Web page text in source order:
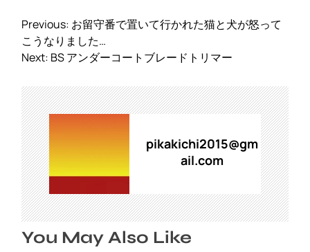
投
稿
ナ
ゲ
ー
シ
ョ
ン
Previous: お留守番で置いて行かれた猫と犬が怒って
こうなりました…
Next: BS アンダーコートブレードトリマー
pikakichi2015@gm
ail.com
You May Also Like